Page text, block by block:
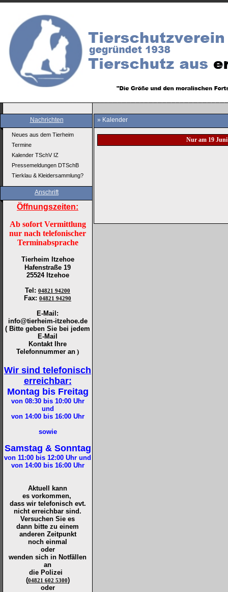
Nachrichten
Neues aus dem Tierheim
Termine
Kalender TSchV IZ
Pressemeldungen DTSchB
Tierklau & Kleidersammlung?
Anschrift
Öffnungszeiten:
Ab sofort Vermittlung
nur nach telefonischer
Terminabsprache
Tierheim Itzehoe
Hafenstraße 19
25524 Itzehoe
Tel : 04821 94200
Fax: 04821 94290
E-Mail:
info@tierheim-itzehoe.de
( Bitte geben Sie bei jedem
E-Mail
Kontakt Ihre
Telefonnummer an )
Wir sind telefonisch
erreichbar:
Montag bis Freitag
von 08:30 bis 10:00Uhr
und
von 14:00 bis 16:00Uhr
sowie
Samstag & Sonntag
von 11:00 bis 12:00 Uhr und
von 14:00 bis 16:00Uhr
Aktuell kann
es vorkommen,
dass wir telefonisch evt.
nicht erreichbar sind.
Versuchen Sie es
dann bitte zu einem
anderen Zeitpunkt
noch einmal
oder
wenden sich in Notfällen
an
die Polizei
(04821 602 5300)
oder
» Kalender
Nur am 19 Juni